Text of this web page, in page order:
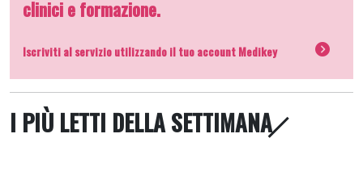
clinici e formazione.
Iscriviti al servizio utilizzando il tuo account Medikey
I PIÙ LETTI DELLA SETTIMANA